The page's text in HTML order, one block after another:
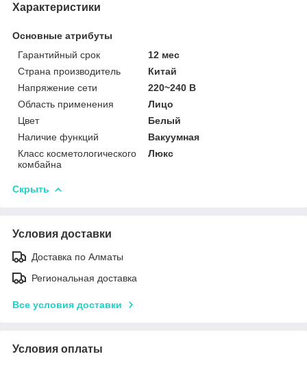
Характеристики
Основные атрибуты
Гарантийный срок
12 мес
Страна производитель
Китай
Напряжение сети
220~240 В
Область применения
Лицо
Цвет
Белый
Наличие функций
Вакуумная
Класс косметологического
комбайна
Люкс
Скрыть
Условия доставки
Доставка по Алматы
Региональная доставка
Все условия доставки
Условия оплаты